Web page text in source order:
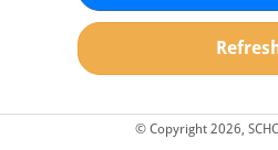
© Copyright 2026,